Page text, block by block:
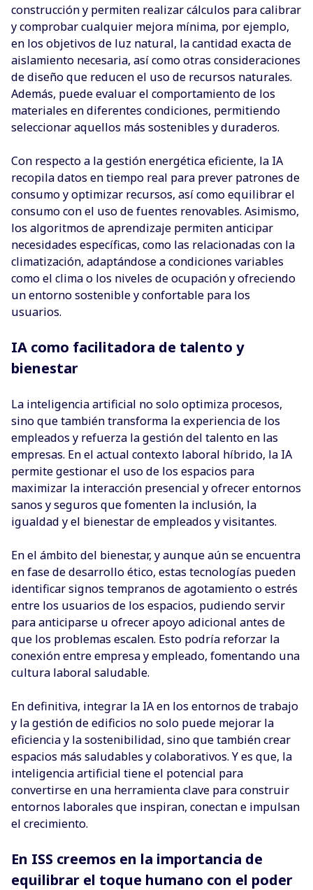
construcción y permiten realizar cálculos para calibrar
y comprobar cualquier mejora mínima, por ejemplo,
en los objetivos de luz natural, la cantidad exacta de
aislamiento necesaria, así como otras consideraciones
de diseño que reducen el uso de recursos naturales.
Además, puede evaluar el comportamiento de los
materiales en diferentes condiciones, permitiendo
seleccionar aquellos más sostenibles y duraderos.
Con respecto a la gestión energética eficiente, la IA
recopila datos en tiempo real para prever patrones de
consumo y optimizar recursos, así como equilibrar el
consumo con el uso de fuentes renovables. Asimismo,
los algoritmos de aprendizaje permiten anticipar
necesidades específicas, como las relacionadas con la
climatización, adaptándose a condiciones variables
como el clima o los niveles de ocupación y ofreciendo
un entorno sostenible y confortable para los
usuarios.
IA como facilitadora de talento y
bienestar
La inteligencia artificial no solo optimiza procesos,
sino que también transforma la experiencia de los
empleados y refuerza la gestión del talento en las
empresas. En el actual contexto laboral híbrido, la IA
permite gestionar el uso de los espacios para
maximizar la interacción presencial y ofrecer entornos
sanos y seguros que fomenten la inclusión, la
igualdad y el bienestar de empleados y visitantes.
En el ámbito del bienestar, y aunque aún se encuentra
en fase de desarrollo ético, estas tecnologías pueden
identificar signos tempranos de agotamiento o estrés
entre los usuarios de los espacios, pudiendo servir
para anticiparse u ofrecer apoyo adicional antes de
que los problemas escalen. Esto podría reforzar la
conexión entre empresa y empleado, fomentando una
cultura laboral saludable.
En definitiva, integrar la IA en los entornos de trabajo
y la gestión de edificios no solo puede mejorar la
eficiencia y la sostenibilidad, sino que también crear
espacios más saludables y colaborativos. Y es que, la
inteligencia artificial tiene el potencial para
convertirse en una herramienta clave para construir
entornos laborales que inspiran, conectan e impulsan
el crecimiento.
En ISS creemos en la importancia de
equilibrar el toque humano con el poder